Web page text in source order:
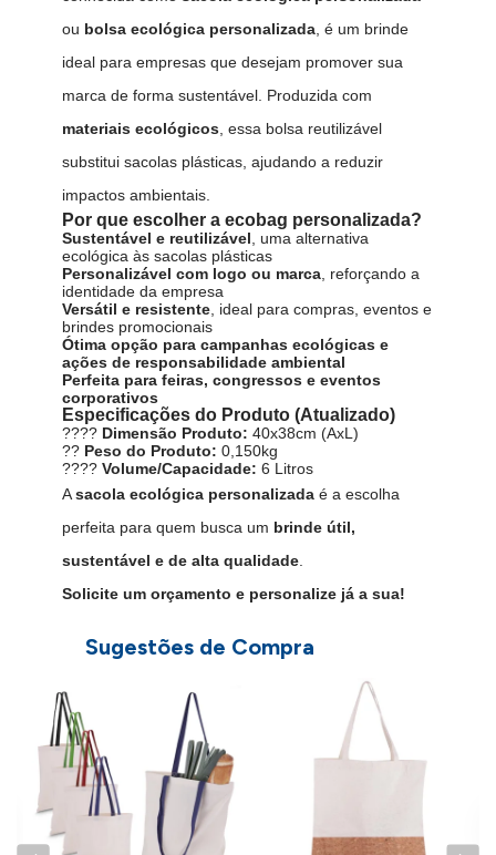
ou bolsa ecológica personalizada, é um brinde
ideal para empresas que desejam promover sua
marca de forma sustentável. Produzida com
materiais ecológicos, essa bolsa reutilizável
substitui sacolas plásticas, ajudando a reduzir
impactos ambientais.
Por que escolher a ecobag personalizada?
Sustentável e reutilizável , uma alternativa
ecológica às sacolas plásticas
Personalizável com logo ou marca, reforçando a
identidade da empresa
Versátil e resistente, ideal para compras, eventos e
brindes promocionais
Ótima opção para campanhas ecológicas e
ações de responsabilidade ambiental
Perfeita para feiras, congressos e eventos
corporativos
Especificações do Produto (Atualizado)
???? Dimensão Produto: 40x38cm (AxL)
?? Peso do Produto: 0,150kg
???? Volume/Capacidade: 6 Litros
Asacola ecológica personalizadaé a escolha
perfeita para quem busca um brinde útil,
sustentável e de alta qualidade.
Solicite um orçamento e personalize já a sua!
Sugestões de Compra